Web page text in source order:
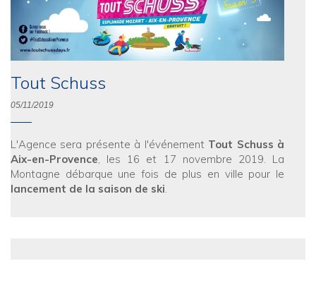
Tout Schuss
05/11/2019
L'Agence sera présente à l'événement Tout Schuss à
Aix-en-Provence , les 16 et 17 novembre 2019. La
Montagne débarque une fois de plus en ville pour le
lancement de la saison de ski